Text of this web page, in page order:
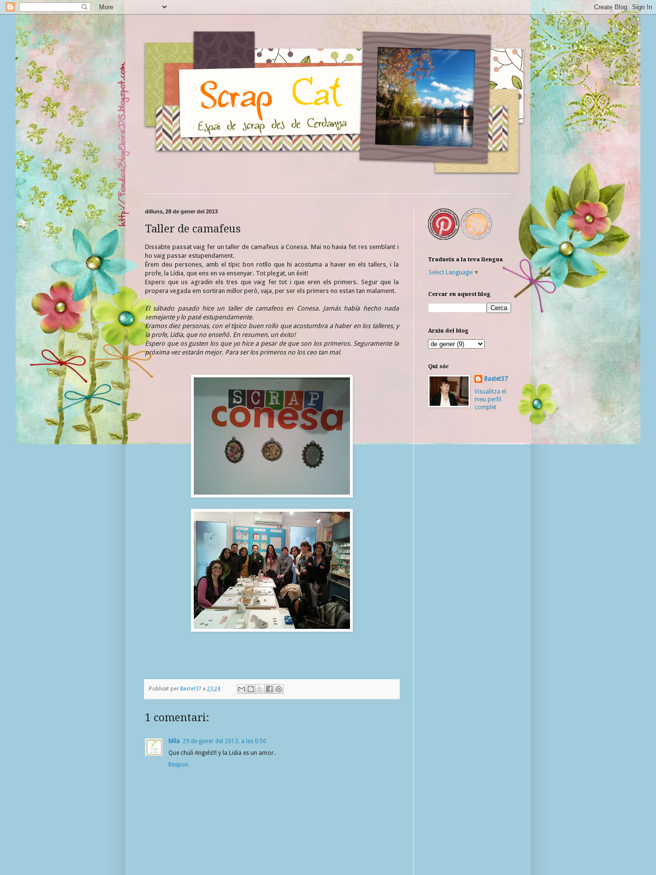
dilluns, 28 de gener del 2013
Taller de camafeus
Dissabte passat vaig fer un taller de camafeus a Conesa. Mai no havia fet res semblant i
ho vaig passar estupendament.
Érem deu persones, amb el típic bon rotllo que hi acostuma a haver en els tallers, i la
profe, la Lídia, que ens en va ensenyar. Tot plegat, un èxit!
Espero que us agradin els tres que vaig fer tot i que eren els primers. Segur que la
propera vegada em sortiran millor però, vaja, per ser els primers no estan tan malament.
El sábado pasado hice un taller de camafeos en Conesa. Jamás había hecho nada
semejante y lo pasé estupendamente.
Eramos diez personas, con el típico buen rollo que acostumbra a haber en los talleres, y
la profe, Lidia, que no enseñó. En resumen, un éxito!
Espero que os gusten los que yo hice a pesar de que son los primeros. Seguramente la
próxima vez estarán mejor. Para ser los primeros no los ceo tan mal.
Publicat per Bastet37 a 23:24
1 comentari:
Mila 29 de gener del 2013, a les 0:50
Que chuli Angels!!! y la Lidia es un amor.
Respon
Tradueix a la teva llengua
Select Language ▼
Cercar en aquest blog
Arxiu del blog
Qui sóc
Bastet37
Visualitza el
meu perfil
complet